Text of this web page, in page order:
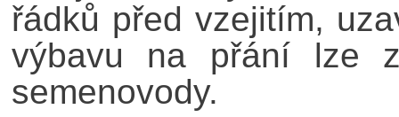
řádků před vzejitím,
výbavu na přání lze
semenovody.